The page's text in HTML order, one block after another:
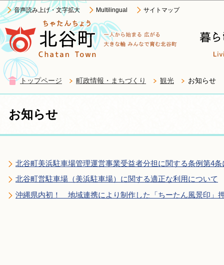
音声読み上げ・文字拡大 Multilingual サイトマップ
トップページ 町政情報・まちづくり 観光 お知らせ
お知らせ
北谷町美浜駐車場管理運営事業受益者分担に関する条例第4
北谷町営駐車場（美浜駐車場）に関する適正な利用について
沖縄県内初！ 地域連携により制作した「ちーたん風景印」